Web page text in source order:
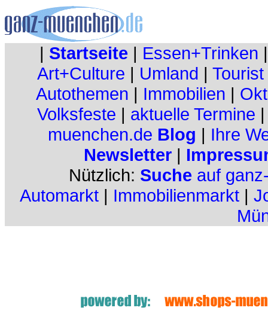
| Startseite | Essen+Trinken
Art+Culture | Umland | Tourist
Autothemen | Immobilien |
Volksfeste | aktuelle Termine
muenchen.de Blog | Ihre
Newsletter |
Nützlich: Suche auf
Automarkt | Immobilienmarkt|